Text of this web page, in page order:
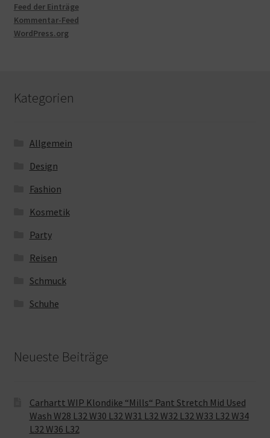
Feed der Einträge
Kommentar-Feed
WordPress.org
Kategorien
Allgemein
Design
Fashion
Kosmetik
Party
Reisen
Schmuck
Schuhe
Neueste Beiträge
Carhartt WIP Klondike “Mills“ Pant Stretch Mid Used
Wash W28 L32 W30 L32 W31 L32 W32 L32 W33 L32 W34
L32 W36 L32